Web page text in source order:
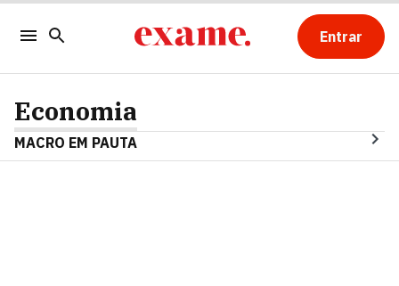
Entrar
Economia
MACRO EM PAUTA